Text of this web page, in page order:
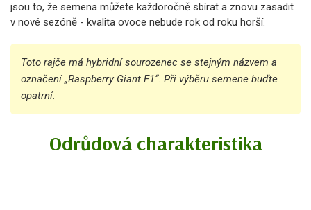
jsou to, že semena můžete každoročně sbírat a znovu zasadit
v nové sezóně - kvalita ovoce nebude rok od roku horší.
Toto rajče má hybridní sourozenec se stejným názvem a
označení „Raspberry Giant F1“. Při výběru semene buďte
opatrní.
Odrůdová charakteristika